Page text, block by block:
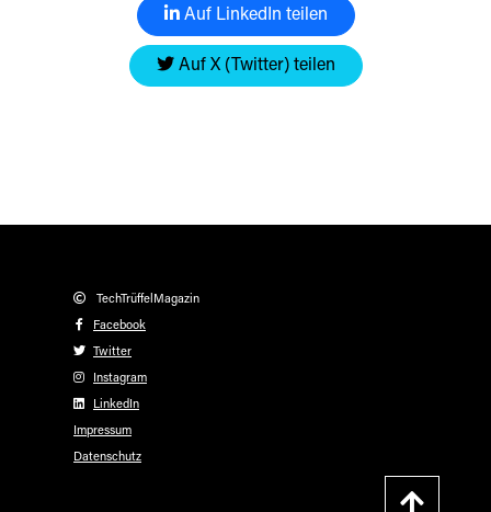
Auf LinkedIn teilen
Auf X (Twitter) teilen
TechTrüffelMagazin
Facebook
Twitter
Instagram
LinkedIn
Impressum
Datenschutz